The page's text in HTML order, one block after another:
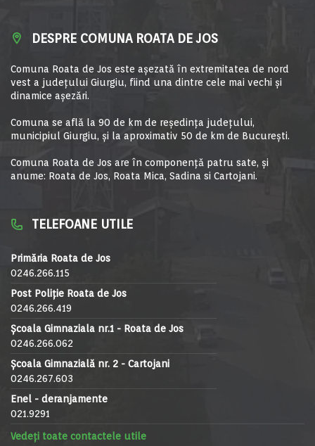
DESPRE COMUNA ROATA DE JOS
Comuna Roata de Jos este aşezată în extremitatea de nord
vest a judeţului Giurgiu, fiind una dintre cele mai vechi şi
dinamice aşezări.
Comuna se află la 90 de km de reşedinţa judeţului,
municipiul Giurgiu, şi la aproximativ 50 de km de Bucureşti.
Comuna Roata de Jos are în componență patru sate, și
anume: Roata de Jos, Roata Mica, Sadina si Cartojani.
TELEFOANE UTILE
Primăria Roata de Jos
0246.266.115
Post Poliție Roata de Jos
0246.266.419
Școala Gimnaziala nr.1 - Roata de Jos
0246.266.062
Școala Gimnazială nr. 2 - Cartojani
0246.267.603
Enel - deranjamente
021.9291
Vedeți toate contactele utile